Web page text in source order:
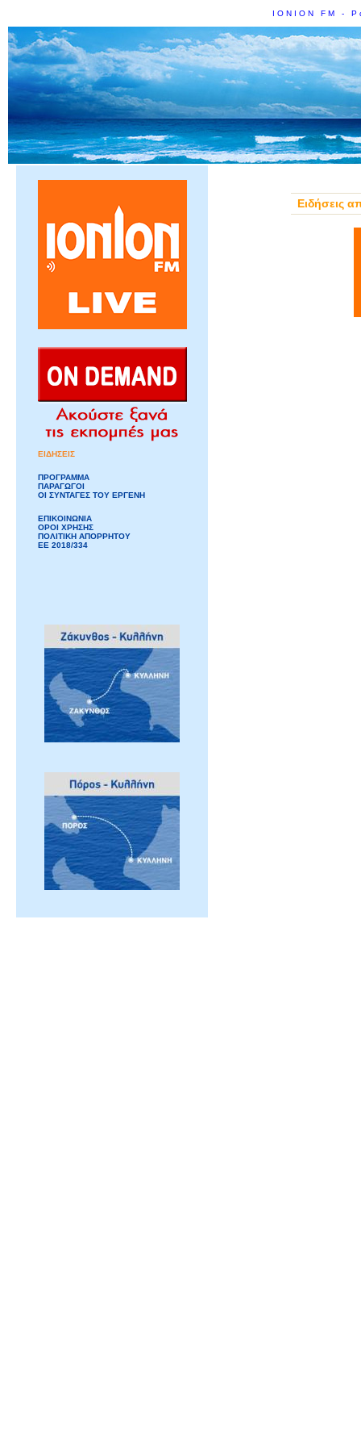
IONION FM -
ΕΙΔΗΣΕΙΣ
ΠΡΟΓΡΑΜΜΑ
ΠΑΡΑΓΩΓΟΙ
ΟΙ ΣΥΝΤΑΓΕΣ ΤΟΥ ΕΡΓΕΝΗ
ΕΠΙΚΟΙΝΩΝΙΑ
ΟΡΟΙ ΧΡΗΣΗΣ
ΠΟΛΙΤΙΚΗ ΑΠΟΡΡΗΤΟΥ
ΕΕ 2018/334
Ειδήσεις